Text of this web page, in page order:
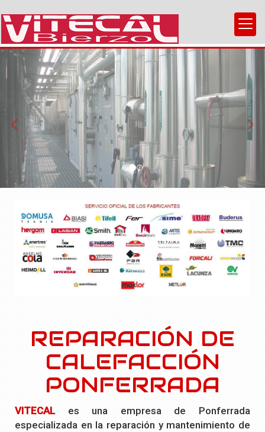
prev
REPARACIÓN
REPARACIÓN DE
CALEFACCIÓN
PONFERRADA
VITECALes una empresa de Ponferrada
especializada en la reparación y mantenimiento de